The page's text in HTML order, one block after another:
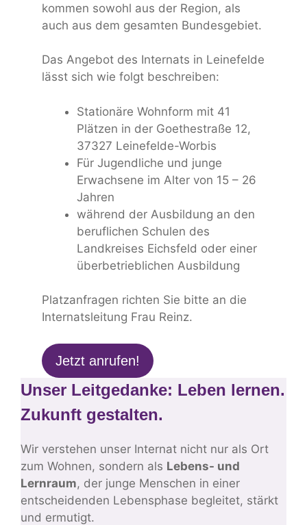
kommen sowohl aus der Region, als
auch aus dem gesamten Bundesgebiet.
Das Angebot des Internats in Leinefelde
lässt sich wie folgt beschreiben:
Stationäre Wohnform mit 41
Plätzen in der Goethestraße 12,
37327 Leinefelde-Worbis
Für Jugendliche und junge
Erwachsene im Alter von 15 – 26
Jahren
während der Ausbildung an den
beruflichen Schulen des
Landkreises Eichsfeld oder einer
überbetrieblichen Ausbildung
Platzanfragen richten Sie bitte an die
Internatsleitung Frau Reinz.
Jetzt anrufen!
Unser Leitgedanke: Leben lernen.
Zukunft gestalten.
Wir verstehen unser Internat nicht nur als Ort
zum Wohnen, sondern als Lebens- und
Lernraum, der junge Menschen in einer
entscheidenden Lebensphase begleitet, stärkt
und ermutigt.